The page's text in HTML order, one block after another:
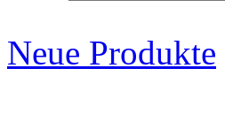
Neue Produkte